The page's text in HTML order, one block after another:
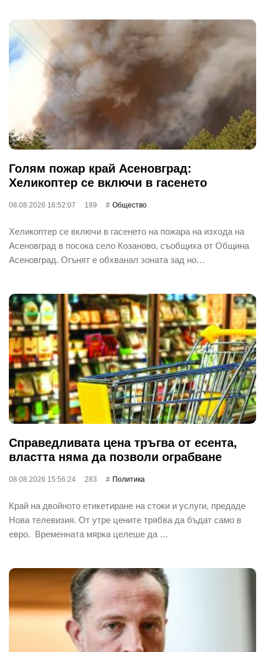
Голям пожар край Асеновград:
Хеликоптер се включи в гасенето
08.08.2026 16:52:07 189 Общество
Хеликоптер се включи в гасенето на пожара на изхода на
Асеновград в посока село Козаново, съобщиха от Община
Асеновград. Огънят е обхванал зоната зад но…
Справедливата цена тръгва от есента,
властта няма да позволи ограбване
08.08.2026 15:56:24 283 Политика
Край на двойното етикетиране на стоки и услуги, предаде
Нова телевизия. От утре цените трябва да бъдат само в
евро. Временната мярка целеше да …